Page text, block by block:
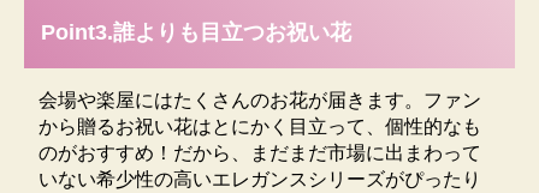
Point3.誰よりも目立つお祝い花
会場や楽屋にはたくさんのお花が届きます。ファン
から贈るお祝い花はとにかく目立って、個性的なも
のがおすすめ！だから、まだまだ市場に出まわって
いない希少性の高いエレガンスシリーズがぴったり